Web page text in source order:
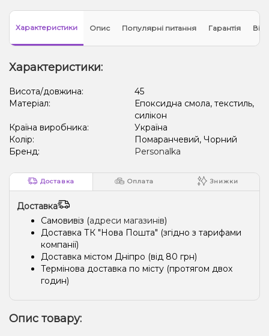
Характеристики Опис Популярні питання Гарантія
Характеристики:
Висота/довжина:
45
Матеріал:
Епоксидна смола, текстиль,
силікон
Країна виробника:
Україна
Колір:
Помаранчевий, Чорний
Бренд:
Personalka
Доставка Оплата Знижки
Доставка
Самовивіз (адреси магазинів)
Доставка ТК "Нова Пошта" (згідно з тарифами
компанії)
Доставка містом Дніпро (від 80 грн)
Термінова доставка по місту (протягом двох
годин)
Опис товару: